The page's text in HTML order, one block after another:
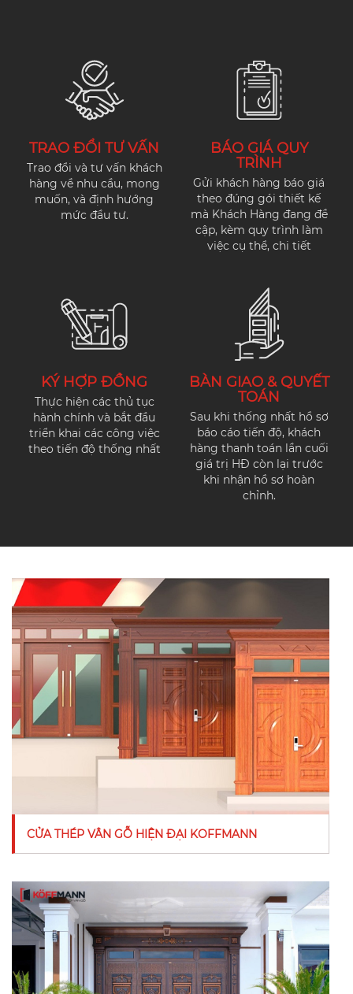
TRAO ĐỔI TƯ VẤN
Trao đổi và tư vấn khách
hàng về nhu cầu, mong
muốn, và định hướng
mức đầu tư.
BÁO GIÁ QUY
TRÌNH
Gửi khách hàng báo giá
theo đúng gói thiết kế
mà Khách Hàng đang đề
cập, kèm quy trình làm
việc cụ thể, chi tiết
KÝ HỢP ĐỒNG
Thực hiện các thủ tục
hành chính và bắt đầu
triển khai các công việc
theo tiến độ thống nhất
BÀN GIAO & QUYẾT
TOÁN
Sau khi thống nhất hồ sơ
báo cáo tiến độ, khách
hàng thanh toán lần cuối
giá trị HĐ còn lại trước
khi nhận hồ sơ hoàn
chỉnh.
CỬA THÉP VÂN GỖ HIỆN ĐẠI KOFFMANN